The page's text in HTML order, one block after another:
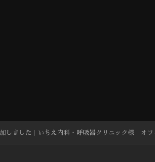
しました｜いちえ内科・呼吸器クリニック様 オフ